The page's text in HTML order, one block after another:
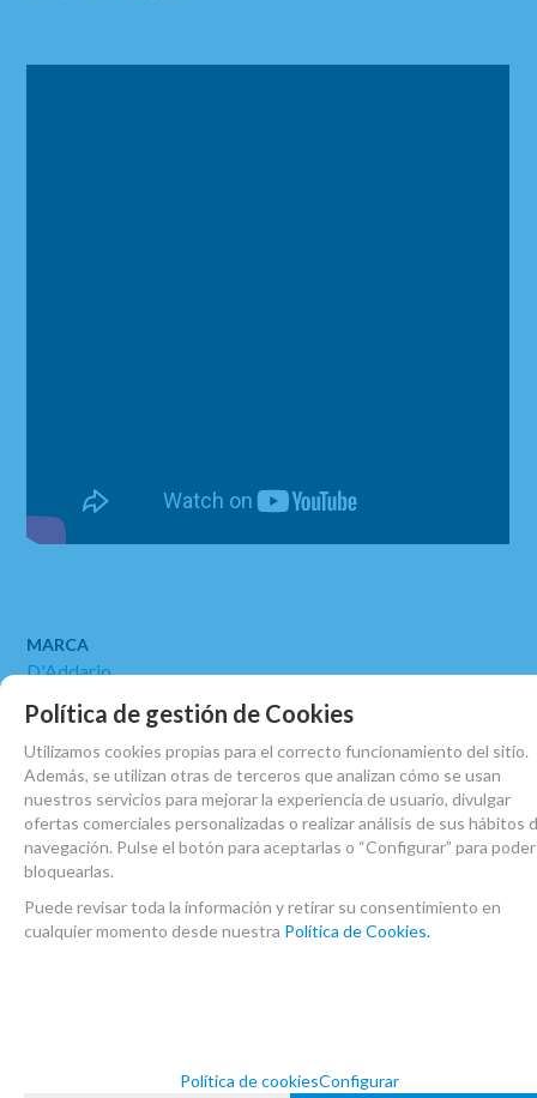
MARCA
D'Addario
FAMILIAS RELACIONADAS
ACCESORIOS CLARINETE SIB CLARINETES
CAÑAS PARA CLARINETE SIB
CAÑAS SISTEMA FRANCES
FECHA DE LANZAMIENTO
Domingo, 27 Marzo 2022
comprar ni la recomendaría
Política de gestión de Cookies
Utilizamos cookies propias para el correcto funcionamiento del sitio.
Además, se utilizan otras de terceros que analizan cómo se usan
nuestros servicios para mejorar la experiencia de usuario, divulgar
ofertas comerciales personalizadas o realizar análisis de sus hábitos
navegación. Pulse el botón para aceptarlas o “Configurar” para poder
bloquearlas.
Puede revisar toda la información y retirar su consentimiento en
cualquier momento desde nuestra Política de Cookies.
Política de cookiesConfigurar